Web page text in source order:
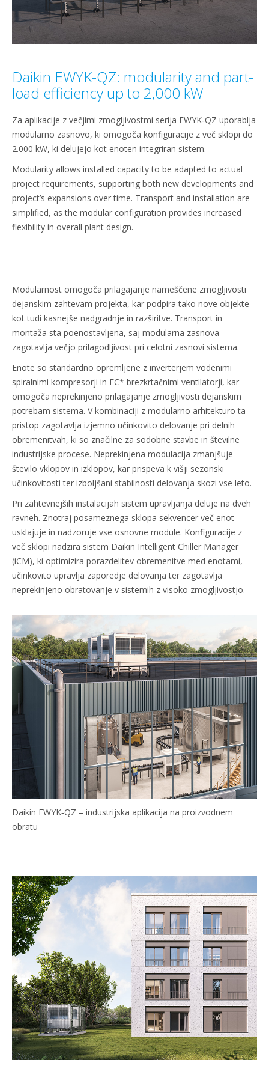
Daikin EWYK-QZ: modularity and part-
load efficiency up to 2,000 kW
Za aplikacije z večjimi zmogljivostmi serija EWYK‑QZ uporablja
modularno zasnovo, ki omogoča konfiguracije z več sklopi do
2.000 kW, ki delujejo kot enoten integriran sistem.
Modularity allows installed capacity to be adapted to actual
project requirements, supporting both new developments and
project’s expansions over time. Transport and installation are
simplified, as the modular configuration provides increased
flexibility in overall plant design.
Modularnost omogoča prilagajanje nameščene zmogljivosti
dejanskim zahtevam projekta, kar podpira tako nove objekte
kot tudi kasnejše nadgradnje in razširitve. Transport in
montaža sta poenostavljena, saj modularna zasnova
zagotavlja večjo prilagodljivost pri celotni zasnovi sistema.
Enote so standardno opremljene z inverterjem vodenimi
spiralnimi kompresorji in EC* brezkrtačnimi ventilatorji, kar
omogoča neprekinjeno prilagajanje zmogljivosti dejanskim
potrebam sistema. V kombinaciji z modularno arhitekturo ta
pristop zagotavlja izjemno učinkovito delovanje pri delnih
obremenitvah, ki so značilne za sodobne stavbe in številne
industrijske procese. Neprekinjena modulacija zmanjšuje
število vklopov in izklopov, kar prispeva k višji sezonski
učinkovitosti ter izboljšani stabilnosti delovanja skozi vse leto.
Pri zahtevnejših instalacijah sistem upravljanja deluje na dveh
ravneh. Znotraj posameznega sklopa sekvencer več enot
usklajuje in nadzoruje vse osnovne module. Konfiguracije z
več sklopi nadzira sistem Daikin Intelligent Chiller Manager
(iCM), ki optimizira porazdelitev obremenitve med enotami,
učinkovito upravlja zaporedje delovanja ter zagotavlja
neprekinjeno obratovanje v sistemih z visoko zmogljivostjo.
Daikin EWYK‑QZ – industrijska aplikacija na proizvodnem
obratu